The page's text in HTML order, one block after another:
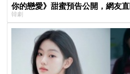
你的戀愛》甜蜜預告公開，網友
韓劇